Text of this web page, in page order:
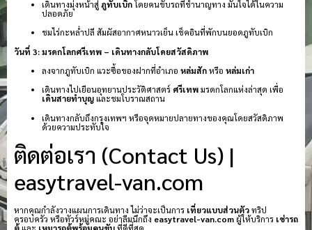
เดินทางมุ่งหน้าสู่ ภูทับเบิกโดยคนขับรถที่ชำนาญทาง มั่นใจได้ในความ
ปลอดภัย
ชมไร่กะหล่ำปลี สัมผัสอากาศหนาวเย็น เช็คอินที่พักบนยอดภูทับเบิก
วันที่ 3: มรดกโลกศรีเทพ – เดินทางกลับโดยสวัสดิภาพ
ลงจากภูทับเบิก แวะซื้อของฝากที่อำเภอ หล่มสักหรือ หล่มเก่า
เดินทางไปเยือนอุทยานประวัติศาสตร์ ศรีเทพมรดกโลกแห่งล่าสุด เพื่อ
เดินสายทำบุญและชมโบราณสถาน
เดินทางกลับถึงกรุงเทพฯ หรือจุดหมายปลายทางของคุณโดยสวัสดิภาพ
ด้วยความประทับใจ
ติดต่อเรา (Contact Us) |
easytravel-van.com
หากคุณกำลังวางแผนการเดินทาง ไม่ว่าจะเป็นการ เที่ยวแบบส่วนตัวทริป
ครอบครัว หรือทัวร์หมู่คณะ อย่าลืมนึกถึง easytravel-van.comผู้ให้บริการ เช่ารถ